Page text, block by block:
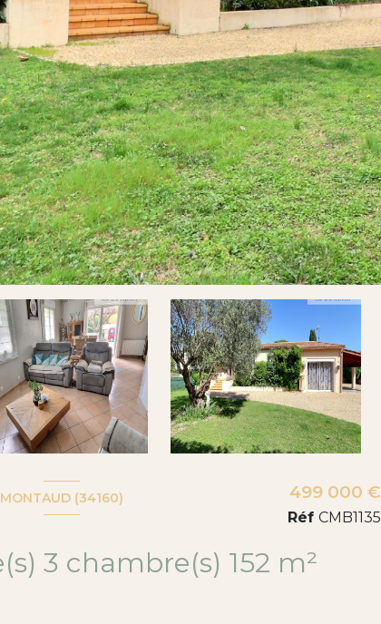
MONTAUD (34160)
Maison 6 pièce(s) 3 chambre(s) 152 m²
499 000 €
Réf CMB1135